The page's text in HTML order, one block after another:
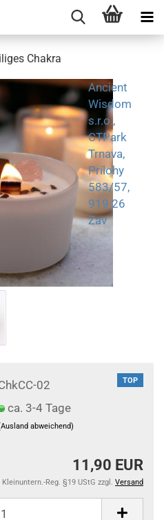
Chakra
Ancient
Wisdom
s.r.o.,
CTPark
Trnava,
Prílohy
583/57,
919 26
Zav
TOP
02
ca. 3-4 Tage
abweichend)
11,90 EUR
Reg. §19 UStG zzgl. Versand